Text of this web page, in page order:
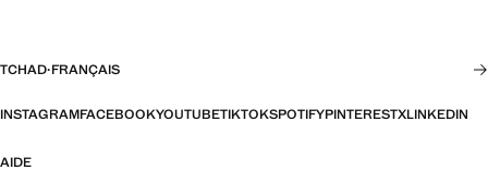
TCHAD·FRANÇAIS
INSTAGRAMFACEBOOKYOUTUBETIKTOKSPOTIFYPINTERESTXLINKEDIN
AIDE